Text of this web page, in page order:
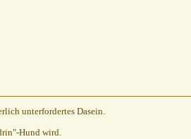
unterfordertes Dasein.
Hund wird.